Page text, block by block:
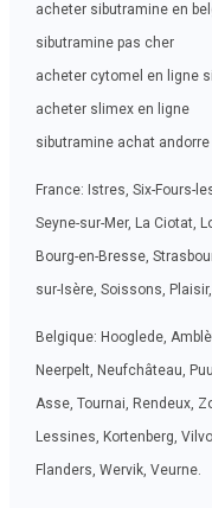
acheter sibutramine en
sibutramine pas cher
acheter cytomel en ligne
acheter slimex en ligne
sibutramine achat andorre
France: Istres, Six-Fours-
Seyne-sur-Mer, La Ciotat,
Bourg-en-Bresse,
sur-Isère, Soissons,
Belgique: Hooglede,
Neerpelt, Neufchâteau,
Asse, Tournai, Rendeux,
Lessines, Kortenberg,
Flanders, Wervik, Veurne.